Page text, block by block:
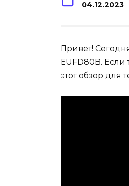
04.12.2023
Привет!
EUFD80B.
этот обзор для